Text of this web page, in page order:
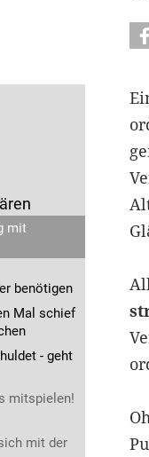
mit
benötigen
Mal schief
- geht
mitspielen!
mit der